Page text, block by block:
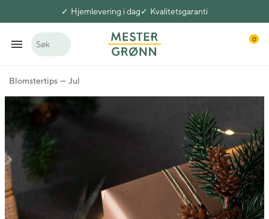
Hjemlevering i dag Kvalitetsgaranti
Søk
0
Blomstertips Jul